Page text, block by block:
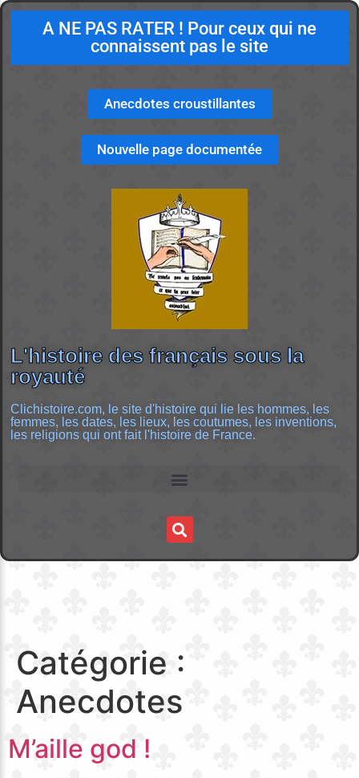
A NE PAS RATER ! Pour ceux qui ne
connaissent pas le site
Anecdotes croustillantes
Nouvelle page documentée
L'histoire des français sous la
royauté
Clichistoire.com, le site d'histoire qui lie les hommes, les
femmes, les dates, les lieux, les coutumes, les inventions,
les religions qui ont fait l'histoire de France.
Catégorie :
Anecdotes
M’aille god !